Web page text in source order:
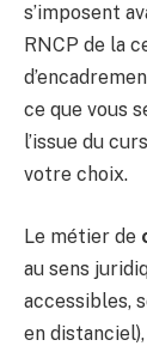
s’imposent
RNCP de la
ce que vous
l’issue du
votre choix.
Le métier de
au sens
accessibles,
en